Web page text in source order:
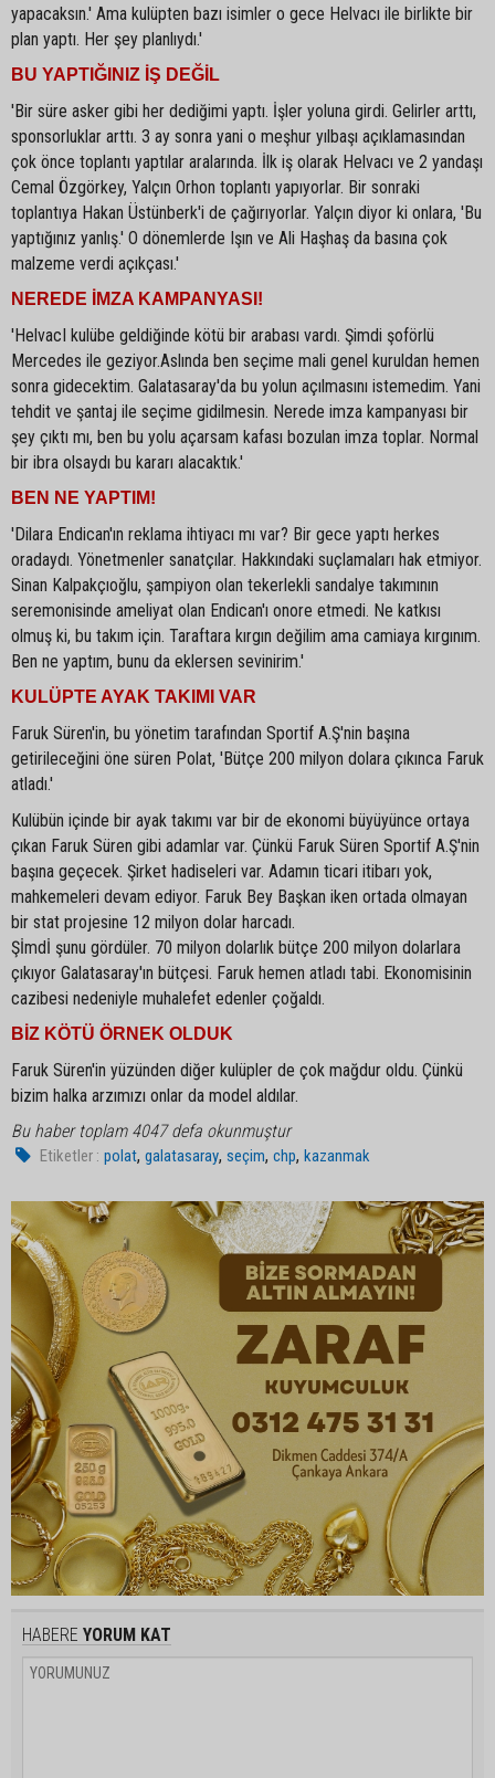
yapacaksın.' Ama kulüpten bazı isimler o gece Helvacı ile birlikte bir
plan yaptı. Her şey planlıydı.'
BU YAPTIĞINIZ İŞ DEĞİL
'Bir süre asker gibi her dediğimi yaptı. İşler yoluna girdi. Gelirler arttı,
sponsorluklar arttı. 3 ay sonra yani o meşhur yılbaşı açıklamasından
çok önce toplantı yaptılar aralarında. İlk iş olarak Helvacı ve 2 yandaşı
Cemal Özgörkey, Yalçın Orhon toplantı yapıyorlar. Bir sonraki
toplantıya Hakan Üstünberk'i de çağırıyorlar. Yalçın diyor ki onlara, 'Bu
yaptığınız yanlış.' O dönemlerde Işın ve Ali Haşhaş da basına çok
malzeme verdi açıkçası.'
NEREDE İMZA KAMPANYASI!
'HelvacI kulübe geldiğinde kötü bir arabası vardı. Şimdi şoförlü
Mercedes ile geziyor.Aslında ben seçime mali genel kuruldan hemen
sonra gidecektim. Galatasaray'da bu yolun açılmasını istemedim. Yani
tehdit ve şantaj ile seçime gidilmesin. Nerede imza kampanyası bir
şey çıktı mı, ben bu yolu açarsam kafası bozulan imza toplar. Normal
bir ibra olsaydı bu kararı alacaktık.'
BEN NE YAPTIM!
'Dilara Endican'ın reklama ihtiyacı mı var? Bir gece yaptı herkes
oradaydı. Yönetmenler sanatçılar. Hakkındaki suçlamaları hak etmiyor.
Sinan Kalpakçıoğlu, şampiyon olan tekerlekli sandalye takımının
seremonisinde ameliyat olan Endican'ı onore etmedi. Ne katkısı
olmuş ki, bu takım için. Taraftara kırgın değilim ama camiaya kırgınım.
Ben ne yaptım, bunu da eklersen sevinirim.'
KULÜPTE AYAK TAKIMI VAR
Faruk Süren'in, bu yönetim tarafından Sportif A.Ş'nin başına
getirileceğini öne süren Polat, 'Bütçe 200 milyon dolara çıkınca Faruk
atladı.'
Kulübün içinde bir ayak takımı var bir de ekonomi büyüyünce ortaya
çıkan Faruk Süren gibi adamlar var. Çünkü Faruk Süren Sportif A.Ş'nin
başına geçecek. Şirket hadiseleri var. Adamın ticari itibarı yok,
mahkemeleri devam ediyor. Faruk Bey Başkan iken ortada olmayan
bir stat projesine 12 milyon dolar harcadı.
Şİmdİ şunu gördüler. 70 milyon dolarlık bütçe 200 milyon dolarlara
çıkıyor Galatasaray'ın bütçesi. Faruk hemen atladı tabi. Ekonomisinin
cazibesi nedeniyle muhalefet edenler çoğaldı.
BİZ KÖTÜ ÖRNEK OLDUK
Faruk Süren'in yüzünden diğer kulüpler de çok mağdur oldu. Çünkü
bizim halka arzımızı onlar da model aldılar.
Bu haber toplam 4047 defa okunmuştur
Etiketler : polat,galatasaray,seçim,chp,kazanmak
HABERE YORUM KAT